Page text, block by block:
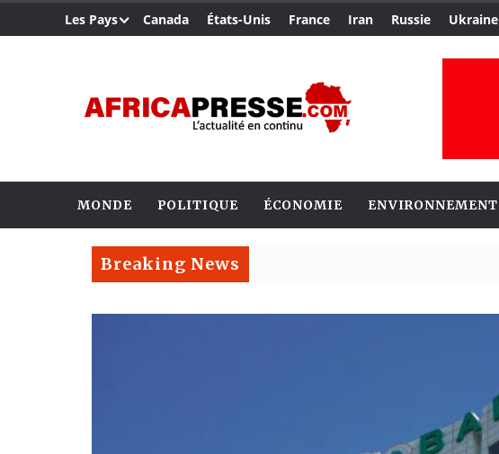
Les Pays Canada États-Unis France Iran Russie Ukraine
MONDE POLITIQUE ÉCONOMIE ENVIRONNEMENT
Breaking News